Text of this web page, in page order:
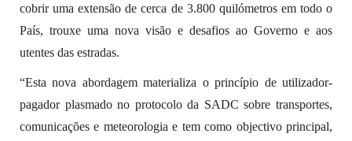
cobrir uma extensão de cerca de 3.800 quilómetros em todo o
País, trouxe uma nova visão e desafios ao Governo e aos
utentes das estradas.
“Esta nova abordagem materializa o princípio de utilizador-
pagador plasmado no protocolo da SADC sobre transportes,
comunicações e meteorologia e tem como objectivo principal,